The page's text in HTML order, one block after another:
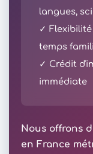
langues,
✓
temps
✓ Crédit
immédiate
Nous offrons
en France